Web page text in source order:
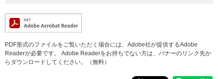
PDF形式のファイルをご覧いただく場合には、Adobe社が提供するAdobe
Readerが必要です。
Adobe Readerをお持ちでない方は、バナーのリンク先か
らダウンロードしてください。（無料）